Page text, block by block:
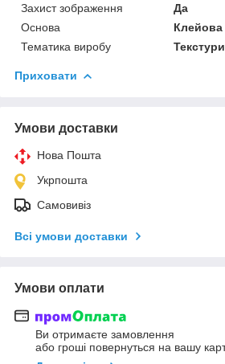
Захист зображення
Да
Основа
Клейова
Тематика виробу
Приховати
Умови доставки
Нова Пошта
Укрпошта
Самовивіз
Всі умови доставки
Умови оплати
Ви отримаєте замовлення
або гроші повернуться на вашу